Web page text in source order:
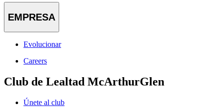
EMPRESA
Evolucionar
Careers
Club de Lealtad McArthurGlen
Únete al club